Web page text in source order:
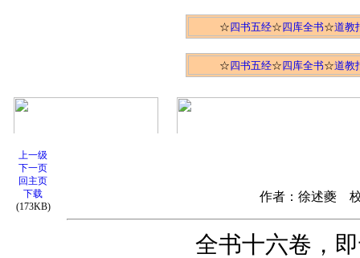
☆四书五经☆四库全书☆道教
上一级
下一页
回主页
下载
(173KB)
作者：徐述夔
全书十六卷，即十